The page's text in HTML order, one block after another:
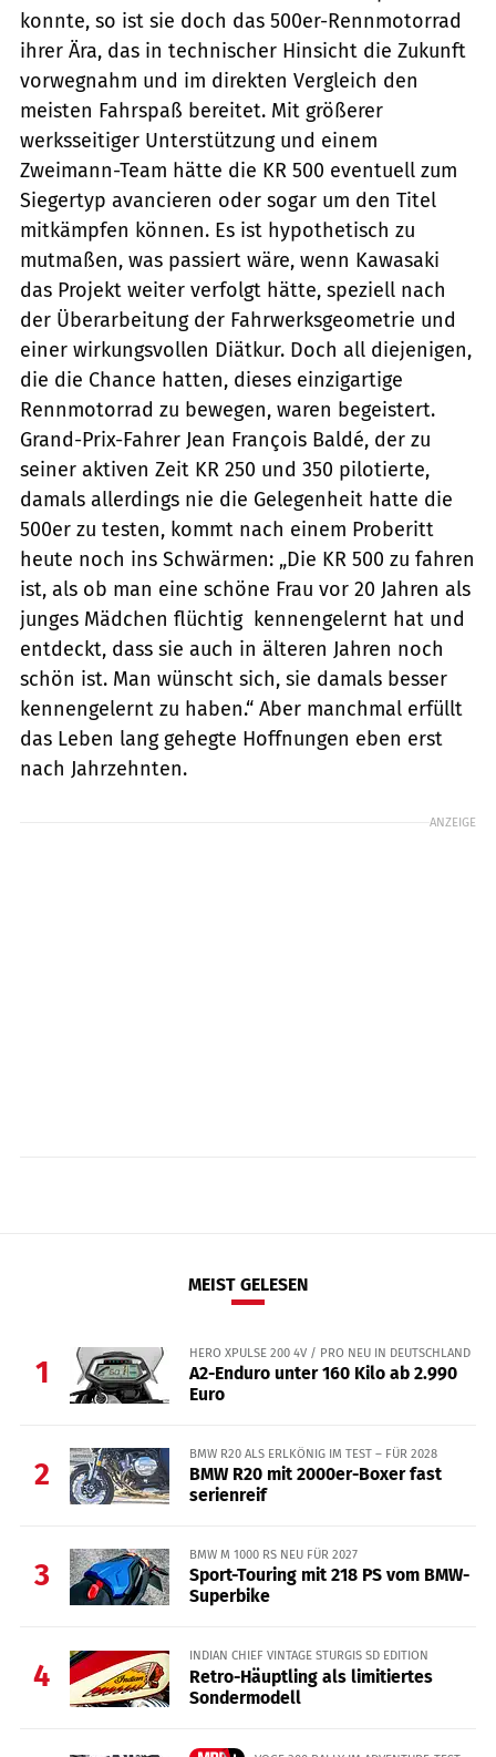
konnte, so ist sie doch das 500er-Rennmotorrad
ihrer Ära, das in technischer Hinsicht die Zukunft
vorwegnahm und im direkten Vergleich den
meisten Fahrspaß bereitet. Mit größerer
werksseitiger Unterstützung und einem
Zweimann-Team hätte die KR 500 eventuell zum
Siegertyp avancieren oder sogar um den Titel
mitkämpfen können. Es ist hypothetisch zu
mutmaßen, was passiert wäre, wenn Kawasaki
das Projekt weiter verfolgt hätte, speziell nach
der Überarbeitung der Fahrwerksgeometrie und
einer wirkungsvollen Diätkur. Doch all diejenigen,
die die Chance hatten, dieses einzigartige
Rennmotorrad zu bewegen, waren begeistert.
Grand-Prix-Fahrer Jean François Baldé, der zu
seiner aktiven Zeit KR 250 und 350 pilotierte,
damals allerdings nie die Gelegenheit hatte die
500er zu testen, kommt nach einem Proberitt
heute noch ins Schwärmen: „Die KR 500 zu fahren
ist, als ob man eine schöne Frau vor 20 Jahren als
junges Mädchen flüchtig kennengelernt hat und
entdeckt, dass sie auch in älteren Jahren noch
schön ist. Man wünscht sich, sie damals besser
kennengelernt zu haben.“ Aber manchmal erfüllt
das Leben lang gehegte Hoffnungen eben erst
nach Jahrzehnten.
ANZEIGE
MEIST GELESEN
1
HERO XPULSE 200 4V / PRO NEU IN DEUTSCHLAND
A2-Enduro unter 160 Kilo ab 2.990
Euro
2
BMW R20 ALS ERLKÖNIG IM TEST – FÜR 2028
BMW R20 mit 2000er-Boxer fast
serienreif
3
BMW M 1000 RS NEU FÜR 2027
Sport-Touring mit 218 PS vom BMW-
Superbike
4
INDIAN CHIEF VINTAGE STURGIS SD EDITION
Retro-Häuptling als limitiertes
Sondermodell